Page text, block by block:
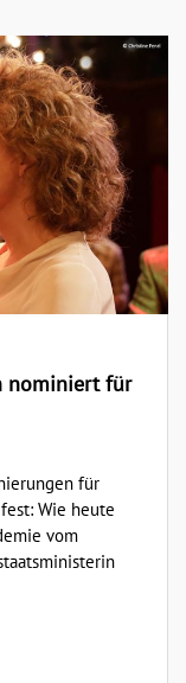
nominiert für
für
Wie heute
vom